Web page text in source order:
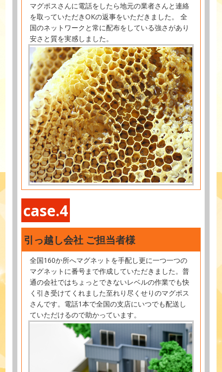
マグポスさんに電話をしたら地元の業者さんと連絡
を取っていただきOKの返事をいただきました。 全
国のネットワークと常に配布をしている強さがあり
安さと質を実感しました。
case.4
引っ越し会社 ご担当者様
全国160か所へマグネットを手配し更に一つ一つの
マグネットに番号まで作成していただきました。普
通の会社ではちょっとできないレベルの作業でも快
く引き受けてくれました至れり尽くせりのマグポス
さんです。電話1本で全国の支店にいつでも配送し
ていただけるので助かっています。